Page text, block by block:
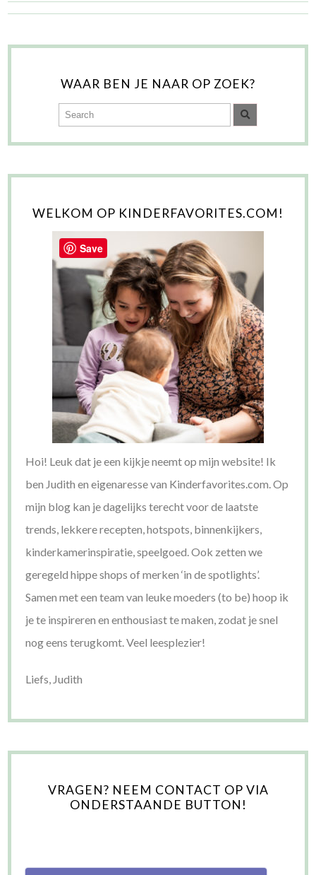
WAAR BEN JE NAAR OP ZOEK?
WELKOM OP KINDERFAVORITES.COM!
Hoi! Leuk dat je een kijkje neemt op mijn website! Ik
ben Judith en eigenaresse van Kinderfavorites.com. Op
mijn blog kan je dagelijks terecht voor de laatste
trends, lekkere recepten, hotspots, binnenkijkers,
kinderkamerinspiratie, speelgoed. Ook zetten we
geregeld hippe shops of merken ‘in de spotlights’.
Samen met een team van leuke moeders (to be) hoop ik
je te inspireren en enthousiast te maken, zodat je snel
nog eens terugkomt. Veel leesplezier!
Liefs, Judith
VRAGEN? NEEM CONTACT OP VIA
ONDERSTAANDE BUTTON!
Save